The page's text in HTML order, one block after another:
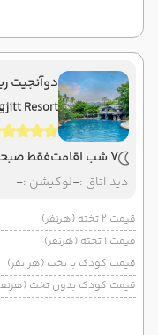
دوآنجیت
Resort
7 شب اقامت فقط
دید اتاق :-لوکیشن :-
قیمت 2 تخته (هرنفر)
قیمت 1 تخته (هرنفر)
قیمت کودک با تخت (هر نفر)
قیمت کودک بدون تخت